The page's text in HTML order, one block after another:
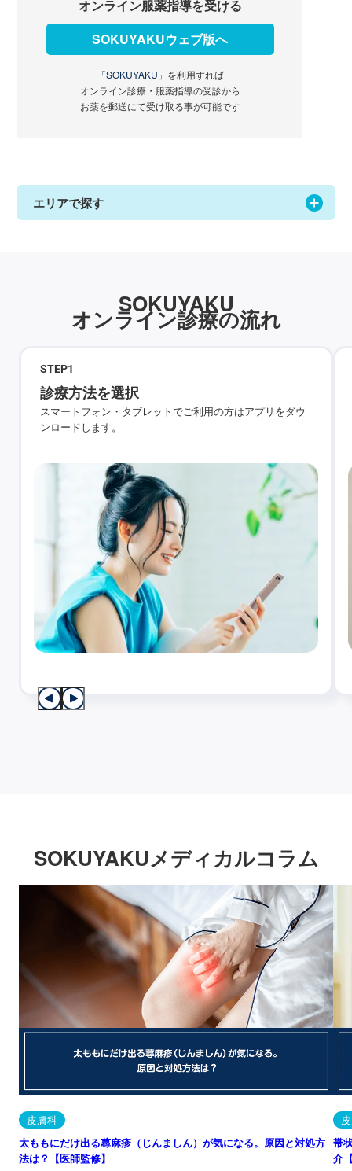
オンライン服薬指導を受ける
SOKUYAKUウェブ版へ
「SOKUYAKU」 を利用すれば
オンライン診療・服薬指導の受診から
お薬を郵送にて受け取る事が可能です
エリアで探す
SOKUYAKU
オンライン診療の流れ
STEP1
診療方法を選択
スマートフォン・タブレットでご利用の方はアプリをダウ
ンロードします。
SOKUYAKUメディカルコラム
皮膚科
太ももにだけ出る蕁麻疹（じんましん）が気になる。原因と対処方
法は？【医師監修】
帯
介